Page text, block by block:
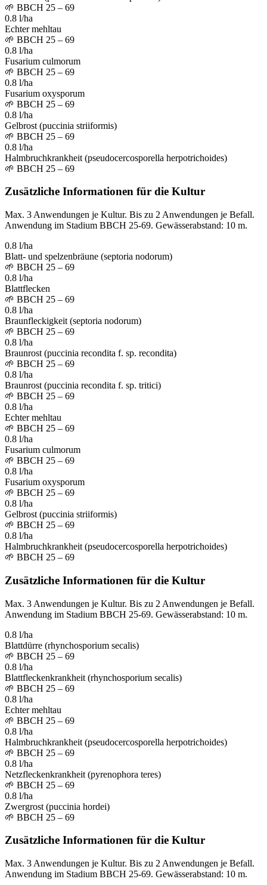
🌱 BBCH 25 – 69
0.8 l/ha
Echter mehltau
🌱 BBCH 25 – 69
0.8 l/ha
Fusarium culmorum
🌱 BBCH 25 – 69
0.8 l/ha
Fusarium oxysporum
🌱 BBCH 25 – 69
0.8 l/ha
Gelbrost (puccinia striiformis)
🌱 BBCH 25 – 69
0.8 l/ha
Halmbruchkrankheit (pseudocercosporella herpotrichoides)
🌱 BBCH 25 – 69
Zusätzliche Informationen für die Kultur
Max. 3 Anwendungen je Kultur. Bis zu 2 Anwendungen je Befall.
Anwendung im Stadium BBCH 25-69. Gewässerabstand: 10 m.
0.8 l/ha
Blatt- und spelzenbräune (septoria nodorum)
🌱 BBCH 25 – 69
0.8 l/ha
Blattflecken
🌱 BBCH 25 – 69
0.8 l/ha
Braunfleckigkeit (septoria nodorum)
🌱 BBCH 25 – 69
0.8 l/ha
Braunrost (puccinia recondita f. sp. recondita)
🌱 BBCH 25 – 69
0.8 l/ha
Braunrost (puccinia recondita f. sp. tritici)
🌱 BBCH 25 – 69
0.8 l/ha
Echter mehltau
🌱 BBCH 25 – 69
0.8 l/ha
Fusarium culmorum
🌱 BBCH 25 – 69
0.8 l/ha
Fusarium oxysporum
🌱 BBCH 25 – 69
0.8 l/ha
Gelbrost (puccinia striiformis)
🌱 BBCH 25 – 69
0.8 l/ha
Halmbruchkrankheit (pseudocercosporella herpotrichoides)
🌱 BBCH 25 – 69
Zusätzliche Informationen für die Kultur
Max. 3 Anwendungen je Kultur. Bis zu 2 Anwendungen je Befall.
Anwendung im Stadium BBCH 25-69. Gewässerabstand: 10 m.
0.8 l/ha
Blattdürre (rhynchosporium secalis)
🌱 BBCH 25 – 69
0.8 l/ha
Blattfleckenkrankheit (rhynchosporium secalis)
🌱 BBCH 25 – 69
0.8 l/ha
Echter mehltau
🌱 BBCH 25 – 69
0.8 l/ha
Halmbruchkrankheit (pseudocercosporella herpotrichoides)
🌱 BBCH 25 – 69
0.8 l/ha
Netzfleckenkrankheit (pyrenophora teres)
🌱 BBCH 25 – 69
0.8 l/ha
Zwergrost (puccinia hordei)
🌱 BBCH 25 – 69
Zusätzliche Informationen für die Kultur
Max. 3 Anwendungen je Kultur. Bis zu 2 Anwendungen je Befall.
Anwendung im Stadium BBCH 25-69. Gewässerabstand: 10 m.